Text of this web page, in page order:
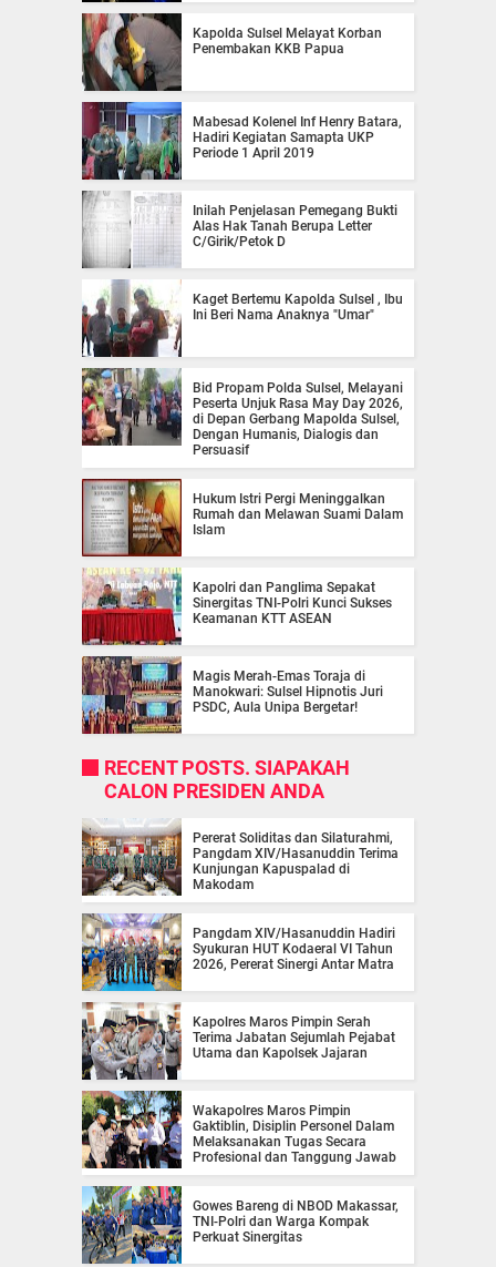
Kapolda Sulsel Melayat Korban
Penembakan KKB Papua
Mabesad Kolenel Inf Henry Batara,
Hadiri Kegiatan Samapta UKP
Periode 1 April 2019
Inilah Penjelasan Pemegang Bukti
Alas Hak Tanah Berupa Letter
C/Girik/Petok D
Kaget Bertemu Kapolda Sulsel , Ibu
Ini Beri Nama Anaknya "Umar"
Bid Propam Polda Sulsel, Melayani
Peserta Unjuk Rasa May Day 2026,
di Depan Gerbang Mapolda Sulsel,
Dengan Humanis, Dialogis dan
Persuasif
Hukum Istri Pergi Meninggalkan
Rumah dan Melawan Suami Dalam
Islam
Kapolri dan Panglima Sepakat
Sinergitas TNI-Polri Kunci Sukses
Keamanan KTT ASEAN
Magis Merah-Emas Toraja di
Manokwari: Sulsel Hipnotis Juri
PSDC, Aula Unipa Bergetar!
RECENT POSTS. SIAPAKAH
CALON PRESIDEN ANDA
Pererat Soliditas dan Silaturahmi,
Pangdam XIV/Hasanuddin Terima
Kunjungan Kapuspalad di
Makodam
Pangdam XIV/Hasanuddin Hadiri
Syukuran HUT Kodaeral VI Tahun
2026, Pererat Sinergi Antar Matra
Kapolres Maros Pimpin Serah
Terima Jabatan Sejumlah Pejabat
Utama dan Kapolsek Jajaran
Wakapolres Maros Pimpin
Gaktiblin, Disiplin Personel Dalam
Melaksanakan Tugas Secara
Profesional dan Tanggung Jawab
Gowes Bareng di NBOD Makassar,
TNI-Polri dan Warga Kompak
Perkuat Sinergitas